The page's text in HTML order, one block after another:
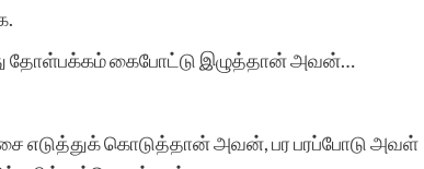
தோள்பக்கம் கைபோட்டு இழுத்தான் அவன்…
எடுத்துக் கொடுத்தான் அவன், பர பரப்போடு அவள்